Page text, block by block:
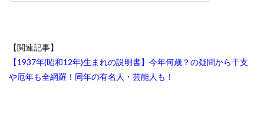
【関連記事】
【1937年(昭和12年)生まれの説明書】今年何歳？の疑問から干支
や厄年も全網羅！同年の有名人・芸能人も！